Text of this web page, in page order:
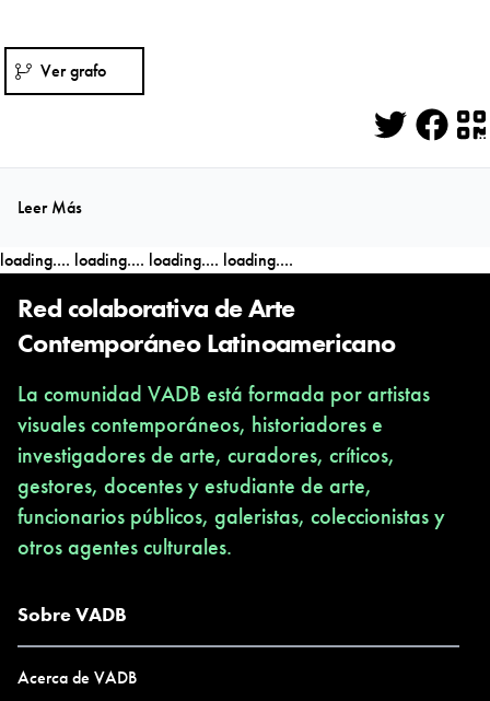
Ver grafo
Twitter
Leer Más
loading.... loading.... loading.... loading....
Red colaborativa de Arte
Contemporáneo Latinoamericano
La comunidad VADB está formada por artistas
visuales contemporáneos, historiadores e
investigadores de arte, curadores, críticos,
gestores, docentes y estudiante de arte,
funcionarios públicos, galeristas, coleccionistas y
otros agentes culturales.
Sobre VADB
Acerca de VADB